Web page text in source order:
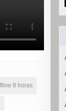
8 horas